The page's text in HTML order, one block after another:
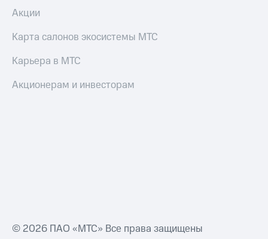
Акции
Карта салонов экосистемы МТС
Карьера в МТС
Акционерам и инвесторам
© 2026 ПАО «МТС» Все права защищены